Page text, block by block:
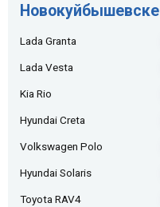
Новокуйбышевске
Lada Granta
Lada Vesta
Kia Rio
Hyundai Creta
Volkswagen Polo
Hyundai Solaris
Toyota RAV4